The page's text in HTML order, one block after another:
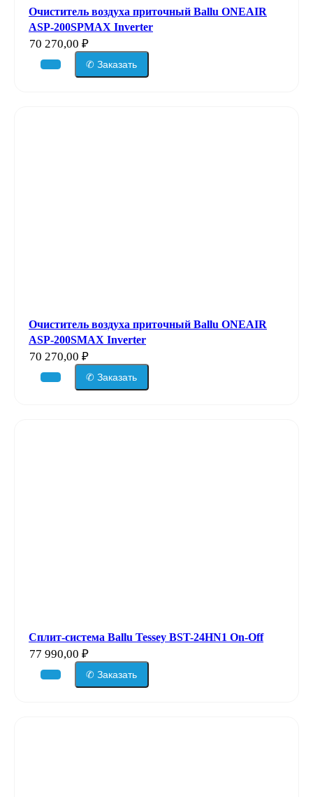
Очиститель воздуха приточный Ballu ONEAIR
ASP-200SPMAX Inverter
70 270,00 ₽
✆ Заказать
Очиститель воздуха приточный Ballu ONEAIR
ASP-200SMAX Inverter
70 270,00 ₽
✆ Заказать
Сплит-система Ballu Tessey BST-24HN1 On-Off
77 990,00 ₽
✆ Заказать